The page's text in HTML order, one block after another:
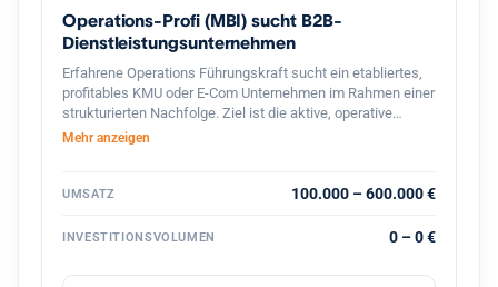
Operations-Profi (MBI) sucht B2B-
Dienstleistungsunternehmen
Erfahrene Operations Führungskraft sucht ein etabliertes,
profitables KMU oder E-Com Unternehmen im Rahmen einer
strukturierten Nachfolge. Ziel ist die aktive, operative
Übernahme der Geschäftsführung (tätige Beteiligung), die
Prozessdigitalisierung und Skalierung
Mehr anzeigen
UMSATZ 100.000 – 600.000 €
INVESTITIONSVOLUMEN 0 – 0 €